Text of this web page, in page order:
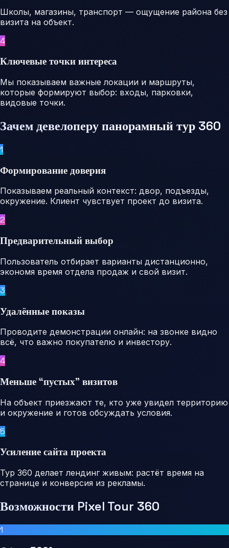
Школы, магазины, транспорт — ощущение района без
визита на объект.
4
Ключевые точки интереса
Мы показываем важные локации и маршруты,
которые формируют выбор: входы, парковки,
видовые точки.
Зачем девелоперу панорамный тур 360
1
Формирование доверия
Показываем реальный контекст: двор, подъезды,
окружение. Клиент чувствует проект до визита.
2
Предварительный выбор
Пользователь отбирает варианты дистанционно,
экономя время отдела продаж и свой визит.
3
Удалённые показы
Проводите демонстрации онлайн: на звонке видно
всё, что важно покупателю и инвестору.
4
Меньше “пустых” визитов
На объект приезжают те, кто уже увидел территорию
и окружение и готов обсуждать условия.
5
Усиление сайта проекта
Тур 360 делает лендинг живым: растёт время на
странице и конверсия из рекламы.
Возможности Pixel Tour 360
1